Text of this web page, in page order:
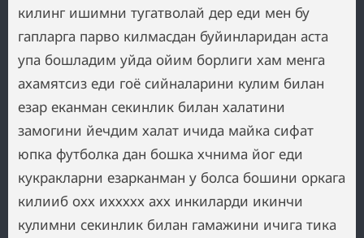
килинг ишимни тугатволай дер еди мен бу
гапларга парво килмасдан буйинларидан аста
упа бошладим уйда ойим борлиги хам менга
ахамятсиз еди гоё сийналарини кулим билан
езар еканман секинлик билан халатини
замогини йечдим халат ичида майка сифат
юпка футболка дан бошка хчнима йог еди
кукракларни езарканман у болса бошини оркага
килииб охх иххххх ахх инкиларди икинчи
кулимни секинлик билан гамажини ичига тика